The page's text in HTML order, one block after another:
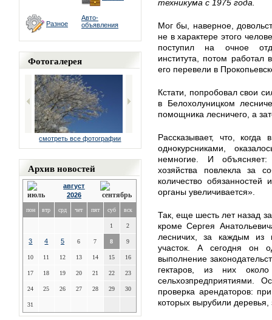
Разное
Авто-
объявления
Фотогалерея
смотреть все фотографии
Архив новостей
август
2026
пон втр срд чет пят суб вск
1 2
3 4 5 6 7 8 9
10 11 12 13 14 15 16
17 18 19 20 21 22 23
24 25 26 27 28 29 30
31
техникума с 1975 года.
Мог бы, наверное,
не в характере этого
поступил на очное
института, потом
его перевели в
Кстати, попробовал свои
в Белохолуницком
помощника лесничего, а
Рассказывает, что,
однокурсниками,
немногие. И объясняет:
хозяйства повлекла за
количество
органы увеличивается».
Так, еще шесть лет назад
кроме Сергея
лесничих, за каждым из
участок. А сегодня он
выполнение
гектаров, из них
сельхозпредприятиями.
проверка арендаторов:
которых вырубили